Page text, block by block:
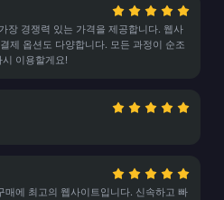
장 경쟁력 있는 가격을 제공합니다. 웹사
제 옵션도 다양합니다. 모든 과정이 순조
이용할게요!
매에 최고의 웹사이트입니다. 신속하고 빠